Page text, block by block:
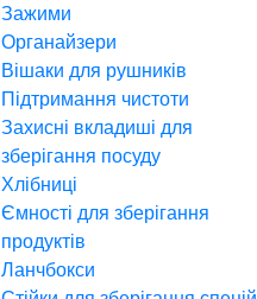
Зажими
Органайзери
Вішаки для рушників
Підтримання чистоти
Захисні вкладиші для
зберігання посуду
Хлібниці
Ємності для зберігання
продуктів
Ланчбокси